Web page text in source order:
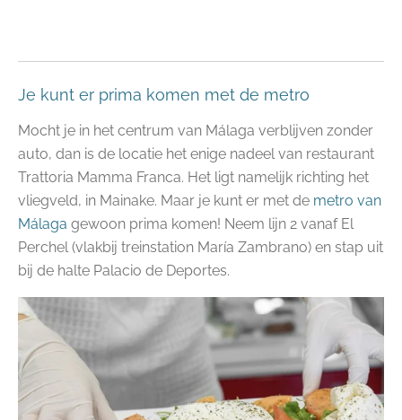
Je kunt er prima komen met de metro
Mocht je in het centrum van Málaga verblijven zonder
auto, dan is de locatie het enige nadeel van restaurant
Trattoria Mamma Franca. Het ligt namelijk richting het
vliegveld, in Mainake. Maar je kunt er met de metro van
Málaga gewoon prima komen! Neem lijn 2 vanaf El
Perchel (vlakbij treinstation María Zambrano) en stap uit
bij de halte Palacio de Deportes.